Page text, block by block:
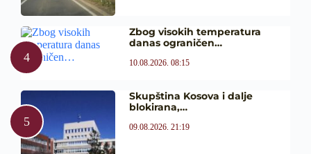
Zbog visokih temperatura
danas ograničen…
10.08.2026. 08:15
Skupština Kosova i dalje
blokirana,…
09.08.2026. 21:19